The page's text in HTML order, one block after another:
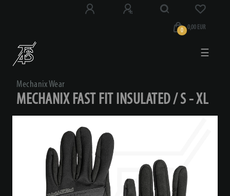
0 0,00 EUR
☰
Mechanix Wear
MECHANIX FAST FIT INSULATED / S - XL